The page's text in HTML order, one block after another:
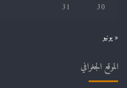
30
31
« يونيو
الموقع الجغرافي